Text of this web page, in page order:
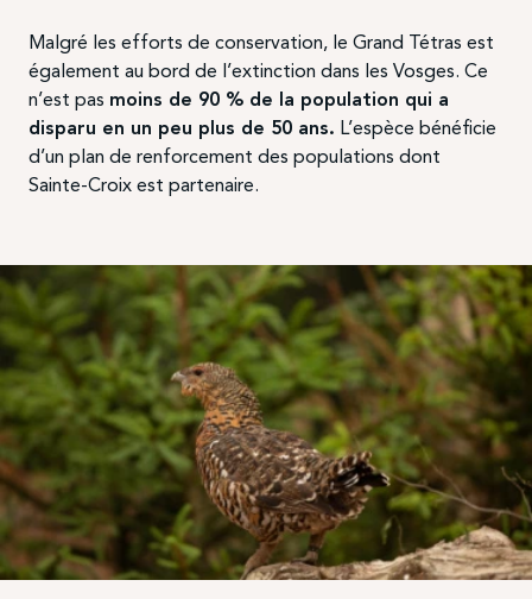
Malgré les efforts de conservation, le Grand Tétras est
également au bord de l’extinction dans les Vosges. Ce
n’est pas moins de 90 % de la population qui a
disparu en un peu plus de 50 ans. L’espèce bénéficie
d’un plan de renforcement des populations dont
Sainte-Croix est partenaire.